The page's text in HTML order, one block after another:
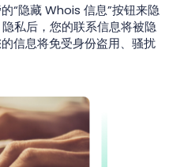
“隐藏 Whois 信息”按钮来隐
私后，您的联系信息将被隐
信息将免受身份盗用、骚扰